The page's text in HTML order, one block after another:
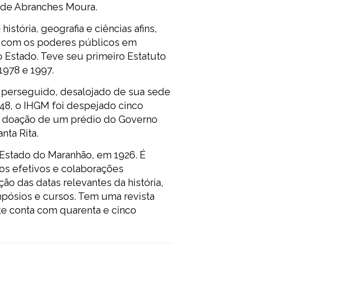
Abranches Moura.
geografia e ciências afins,
com os poderes públicos em
Teve seu primeiro Estatuto
e 1997.
desalojado de sua sede
o IHGM foi despejado cinco
de um prédio do Governo
Rita.
do Maranhão, em 1926. É
efetivos e colaborações
das datas relevantes da história,
e cursos. Tem uma revista
conta com quarenta e cinco